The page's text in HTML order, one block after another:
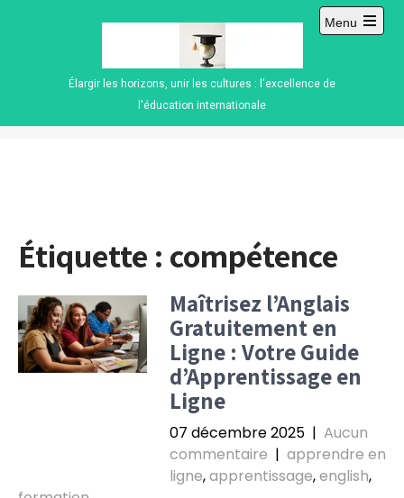
Élargir les horizons, unir les cultures : l'excellence de
l'éducation internationale
Menu
Open
Étiquette : compétence
Maîtrisez l’Anglais
Gratuitement en
Ligne : Votre Guide
d’Apprentissage en
Ligne
07 décembre 2025 | Aucun
commentaire | apprendre en
ligne,apprentissage,english,